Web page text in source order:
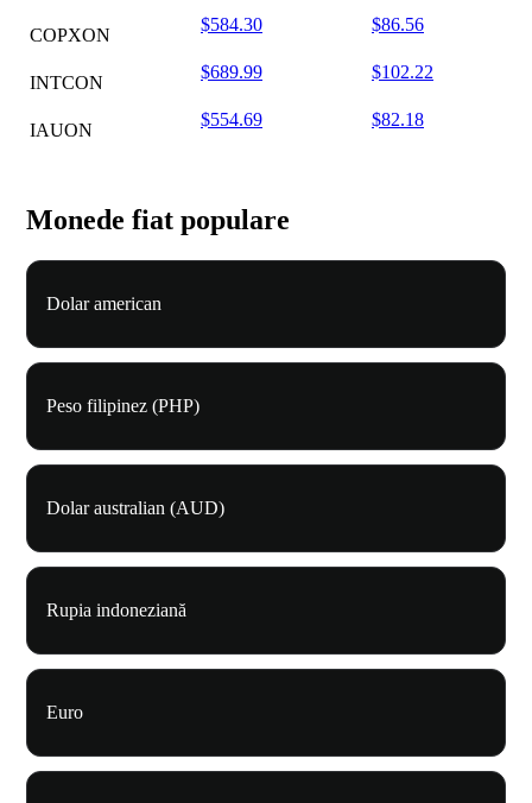
COPXON
$584.30 $86.56
INTCON
$689.99 $102.22
IAUON
$554.69 $82.18
Monede fiat populare
Dolar american
Peso filipinez (PHP)
Dolar australian (AUD)
Rupia indoneziană
Euro